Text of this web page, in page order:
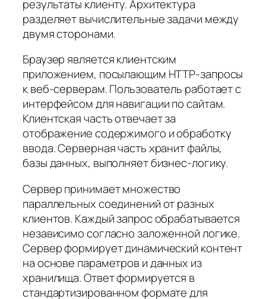
результаты клиенту. Архитектура
разделяет вычислительные задачи между
двумя сторонами.
Браузер является клиентским
приложением, посылающим HTTP-запросы
к веб-серверам. Пользователь работает с
интерфейсом для навигации по сайтам.
Клиентская часть отвечает за
отображение содержимого и обработку
ввода. Серверная часть хранит файлы,
базы данных, выполняет бизнес-логику.
Сервер принимает множество
параллельных соединений от разных
клиентов. Каждый запрос обрабатывается
независимо согласно заложенной логике.
Сервер формирует динамический контент
на основе параметров и данных из
хранилища. Ответ формируется в
стандартизированном формате для